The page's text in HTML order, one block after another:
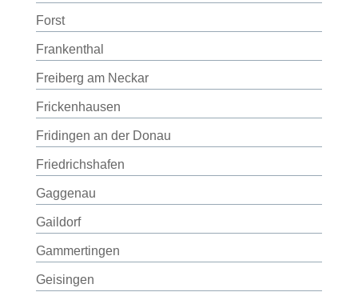
Forst
Frankenthal
Freiberg am Neckar
Frickenhausen
Fridingen an der Donau
Friedrichshafen
Gaggenau
Gaildorf
Gammertingen
Geisingen